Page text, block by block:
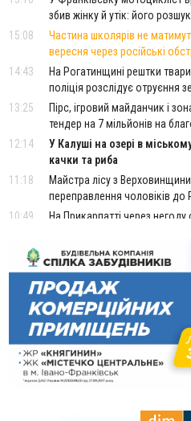
збив жінку й утік: його
15:08
Частина школярів не
вересня через російські
14:43
На Рогатинщині рештки
поліція розслідує отруєння
13:25
Пірс, ігровий майданчик і
тендер на 7 мільйонів на
12:14
У Калуші на озері в
качки та риба
11:18
Майстра лісу з
переправлення чоловіків до
10:49
На Прикарпатті через негоду
10:43
За змову на тендері для
підприємців оштрафували на
10:09
Яремчанський суд виніс
вкрав із супермаркету
09:53
В урочищі біля Галича
вагову гирку XII–XIII століть
09:39
У Франківську медики
на аорті